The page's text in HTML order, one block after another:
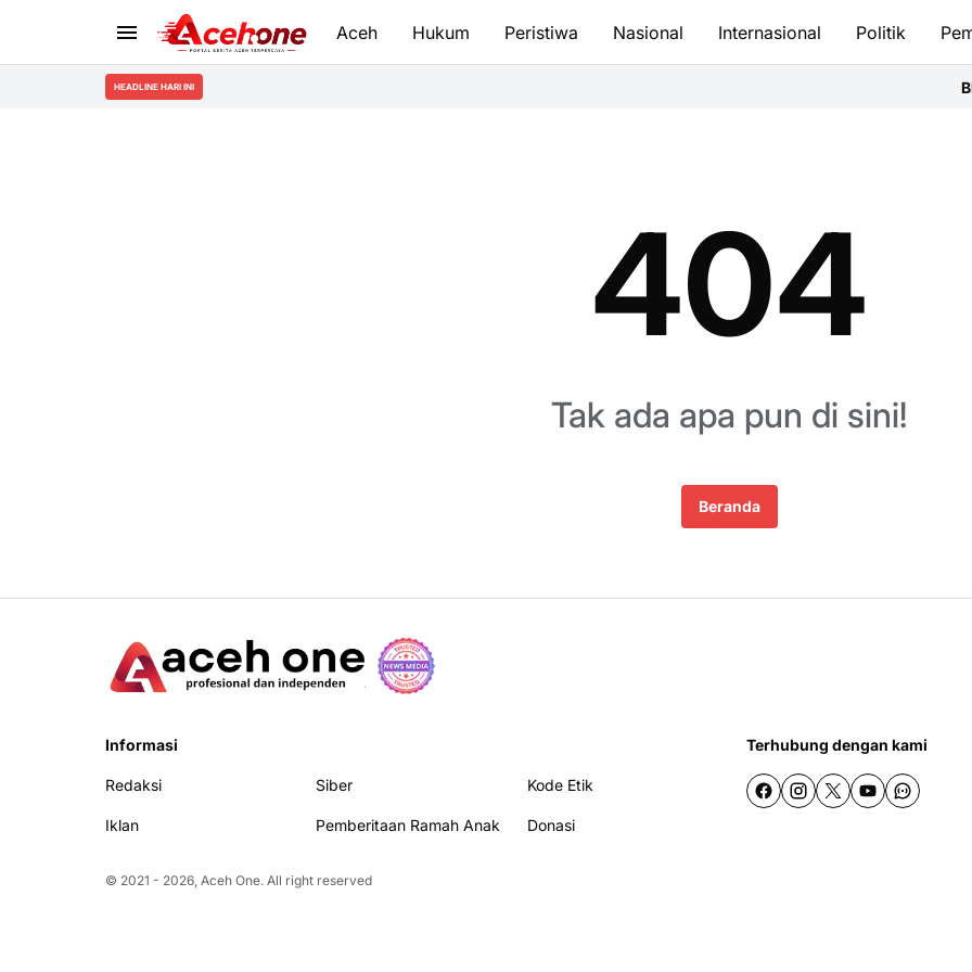
Aceh Hukum Peristiwa Nasional Internasional Politik
HEADLINE HARI INI
404
Tak ada apa pun di sini!
Beranda
Informasi
Redaksi Siber Kode Etik
Iklan Pemberitaan Ramah Anak Donasi
Terhubung dengan kami
© 2021 - 2026, Aceh One. All right reserved